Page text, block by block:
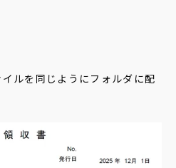
ルを同じようにフォルダに配